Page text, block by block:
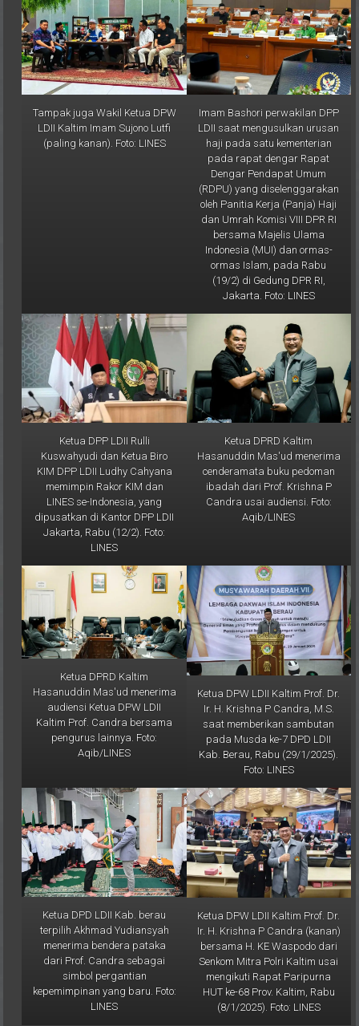
Tampak juga Wakil Ketua DPW
LDII Kaltim Imam Sujono Lutfi
(paling kanan). Foto: LINES
Imam Bashori perwakilan DPP
LDII saat mengusulkan urusan
haji pada satu kementerian
pada rapat dengar Rapat
Dengar Pendapat Umum
(RDPU) yang diselenggarakan
oleh Panitia Kerja (Panja) Haji
dan Umrah Komisi VIII DPR RI
bersama Majelis Ulama
Indonesia (MUI) dan ormas-
ormas Islam, pada Rabu
(19/2) di Gedung DPR RI,
Jakarta. Foto: LINES
Ketua DPP LDII Rulli
Kuswahyudi dan Ketua Biro
KIM DPP LDII Ludhy Cahyana
memimpin Rakor KIM dan
LINES se-Indonesia, yang
dipusatkan di Kantor DPP LDII
Jakarta, Rabu (12/2). Foto:
LINES
Ketua DPRD Kaltim
Hasanuddin Mas'ud menerima
cenderamata buku pedoman
ibadah dari Prof. Krishna P
Candra usai audiensi. Foto:
Aqib/LINES
Ketua DPRD Kaltim
Hasanuddin Mas'ud menerima
audiensi Ketua DPW LDII
Kaltim Prof. Candra bersama
pengurus lainnya. Foto:
Aqib/LINES
Ketua DPW LDII Kaltim Prof. Dr.
Ir. H. Krishna P Candra, M.S.
saat memberikan sambutan
pada Musda ke-7 DPD LDII
Kab. Berau, Rabu (29/1/2025).
Foto: LINES
Ketua DPD LDII Kab. berau
terpilih Akhmad Yudiansyah
menerima bendera pataka
dari Prof. Candra sebagai
simbol pergantian
kepemimpinan yang baru. Foto:
LINES
Ketua DPW LDII Kaltim Prof. Dr.
Ir. H. Krishna P Candra (kanan)
bersama H. KE Waspodo dari
Senkom Mitra Polri Kaltim usai
mengikuti Rapat Paripurna
HUT ke-68 Prov. Kaltim, Rabu
(8/1/2025). Foto: LINES